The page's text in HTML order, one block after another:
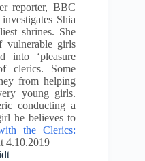
reporter, BBC
Shia
shrines. She
vulnerable girls
into ‘pleasure
clerics. Some
from helping
young girls.
conducting a
he believes to
the Clerics:
4.10.2019